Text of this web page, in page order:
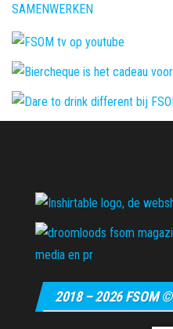
SAMENWERKEN
2018 – 2026 FSOM ©